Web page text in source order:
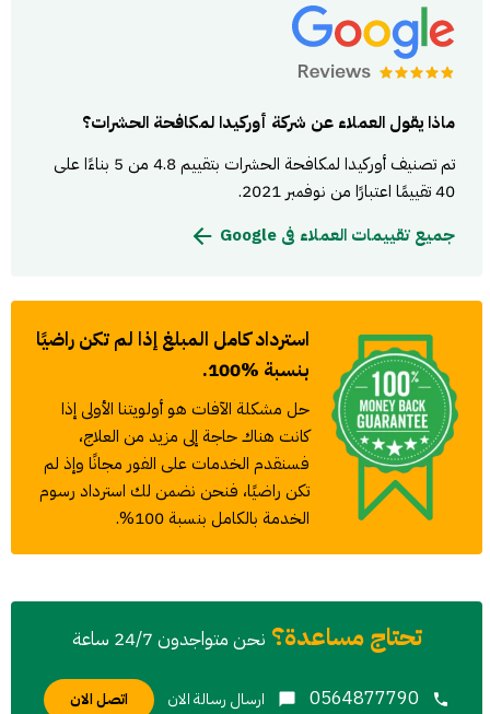
ماذا يقول العملاء عن شركة أوركيدا لمكافحة الحشرات؟
تم تصنيف أوركيدا لمكافحة الحشرات بتقييم 4.8 من 5 بناءًا على
40 تقييمًا اعتبارًا من نوفمبر 2021.
جميع تقييمات العملاء فى Google
استرداد كامل المبلغ إذا لم تكن راضيًا
بنسبة %100.
حل مشكلة الآفات هو أولويتنا الأولى إذا
كانت هناك حاجة إلى مزيد من العلاج،
فسنقدم الخدمات على الفور مجانًا وإذ لم
تكن راضيًا، فنحن نضمن لك استرداد رسوم
الخدمة بالكامل بنسبة 100%.
تحتاج مساعدة؟ نحن متواجدون 24/7 ساعة
0564877790 ارسال رسالة الان اتصل الان